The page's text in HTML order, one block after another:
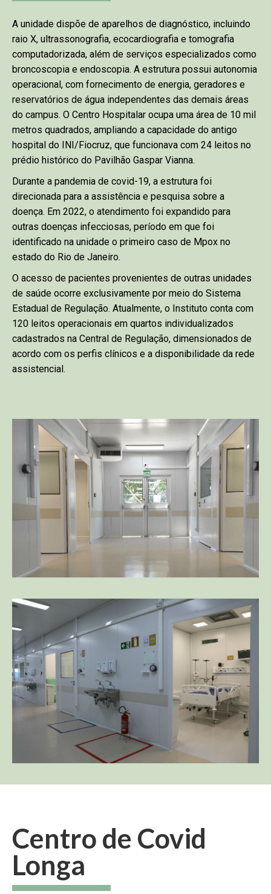
A unidade dispõe de aparelhos de diagnóstico, incluindo
raio X, ultrassonografia, ecocardiografia e tomografia
computadorizada, além de serviços especializados como
broncoscopia e endoscopia. A estrutura possui autonomia
operacional, com fornecimento de energia, geradores e
reservatórios de água independentes das demais áreas
do campus. O Centro Hospitalar ocupa uma área de 10 mil
metros quadrados, ampliando a capacidade do antigo
hospital do INI/Fiocruz, que funcionava com 24 leitos no
prédio histórico do Pavilhão Gaspar Vianna.
Durante a pandemia de covid-19, a estrutura foi
direcionada para a assistência e pesquisa sobre a
doença. Em 2022, o atendimento foi expandido para
outras doenças infecciosas, período em que foi
identificado na unidade o primeiro caso de Mpox no
estado do Rio de Janeiro.
O acesso de pacientes provenientes de outras unidades
de saúde ocorre exclusivamente por meio do Sistema
Estadual de Regulação. Atualmente, o Instituto conta com
120 leitos operacionais em quartos individualizados
cadastrados na Central de Regulação, dimensionados de
acordo com os perfis clínicos e a disponibilidade da rede
assistencial.
Centro de Covid
Longa